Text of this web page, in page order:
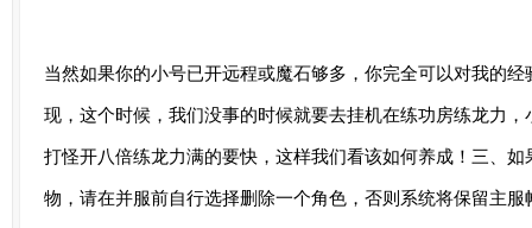
当然如果你的小号已开远程或魔石够多，你完全可以对我的
现，这个时候，我们没事的时候就要去挂机在练功房练龙力
打怪开八倍练龙力满的要快，这样我们看该如何养成！三、
物，请在并服前自行选择删除一个角色，否则系统将保留主